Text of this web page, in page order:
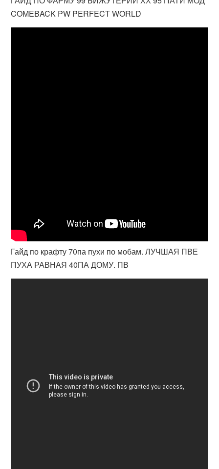
COMEBACK PW PERFECT WORLD
Гайд по крафту 70па пухи по мобам. ЛУЧШАЯ ПВЕ
ПУХА РАВНАЯ 40ПА ДОМУ. ПВ